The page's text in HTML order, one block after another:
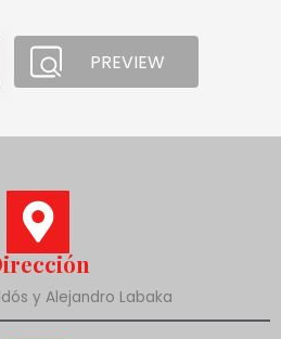
PREVIEW
y Alejandro Labaka